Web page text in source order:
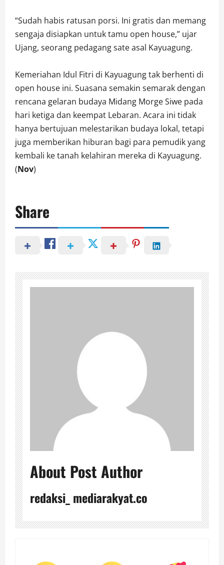
“Sudah habis ratusan porsi. Ini gratis dan memang
sengaja disiapkan untuk tamu open house,” ujar
Ujang, seorang pedagang sate asal Kayuagung.
Kemeriahan Idul Fitri di Kayuagung tak berhenti di
open house ini. Suasana semakin semarak dengan
rencana gelaran budaya Midang Morge Siwe pada
hari ketiga dan keempat Lebaran. Acara ini tidak
hanya bertujuan melestarikan budaya lokal, tetapi
juga memberikan hiburan bagi para pemudik yang
kembali ke tanah kelahiran mereka di Kayuagung.
(Nov)
Share
About Post Author
redaksi_ mediarakyat.co